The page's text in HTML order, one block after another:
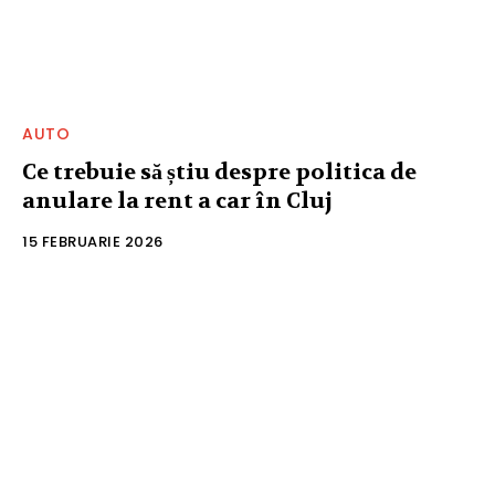
AUTO
Ce trebuie să știu despre politica de
anulare la rent a car în Cluj
15 FEBRUARIE 2026